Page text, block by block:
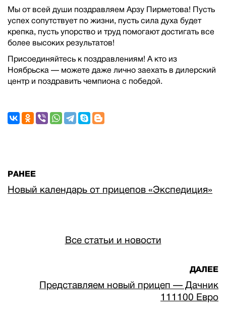
Мы от всей души поздравляем Арзу Пирметова! Пусть
успех сопутствует по жизни, пусть сила духа будет
крепка, пусть упорство и труд помогают достигать все
более высоких результатов!
Присоединяйтесь к поздравлениям! А кто из
Ноябрьска — можете даже лично заехать в дилерский
центр и поздравить чемпиона с победой.
РАНЕЕ
Новый календарь от прицепов «Экспедиция»
Все статьи и новости
ДАЛЕЕ
Представляем новый прицеп — Дачник
111100 Евро